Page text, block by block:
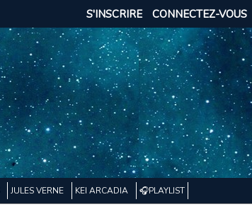
CONNECTEZ-VOUS
S'INSCRIRE
JULES VERNE KEI ARCADIA 🎧PLAYLIST